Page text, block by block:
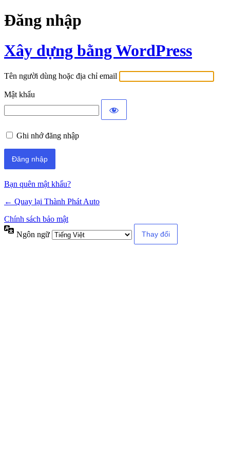
Đăng nhập
Xây dựng bằng WordPress
Tên người dùng hoặc địa chỉ email
Mật khẩu
Ghi nhớ đăng nhập
Bạn quên mật khẩu?
← Quay lại Thành Phát Auto
Chính sách bảo mật
Ngôn ngữ